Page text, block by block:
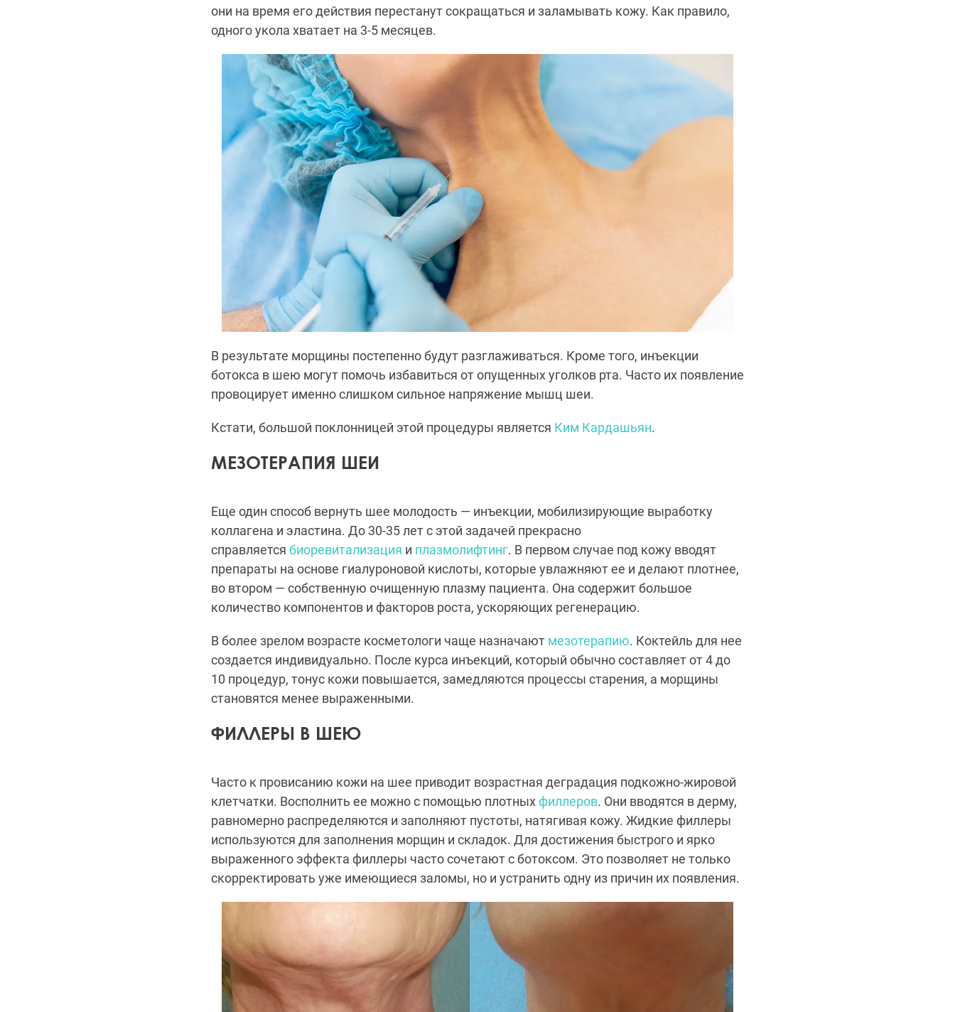
они на время его действия перестанут сокращаться и заламывать кожу. Как правило,
одного укола хватает на 3-5 месяцев.
В результате морщины постепенно будут разглаживаться. Кроме того, инъекции
ботокса в шею могут помочь избавиться от опущенных уголков рта. Часто их появление
провоцирует именно слишком сильное напряжение мышц шеи.
Кстати, большой поклонницей этой процедуры является Ким Кардашьян.
МЕЗОТЕРАПИЯ ШЕИ
Еще один способ вернуть шее молодость — инъекции, мобилизирующие выработку
коллагена и эластина. До 30-35 лет с этой задачей прекрасно
справляется биоревитализация и плазмолифтинг. В первом случае под кожу вводят
препараты на основе гиалуроновой кислоты, которые увлажняют ее и делают плотнее,
во втором — собственную очищенную плазму пациента. Она содержит большое
количество компонентов и факторов роста, ускоряющих регенерацию.
В более зрелом возрасте косметологи чаще назначают мезотерапию. Коктейль для нее
создается индивидуально. После курса инъекций, который обычно составляет от 4 до
10 процедур, тонус кожи повышается, замедляются процессы старения, а морщины
становятся менее выраженными.
ФИЛЛЕРЫ В ШЕЮ
Часто к провисанию кожи на шее приводит возрастная деградация подкожно-жировой
клетчатки. Восполнить ее можно с помощью плотных филлеров. Они вводятся в дерму,
равномерно распределяются и заполняют пустоты, натягивая кожу. Жидкие филлеры
используются для заполнения морщин и складок. Для достижения быстрого и ярко
выраженного эффекта филлеры часто сочетают с ботоксом. Это позволяет не только
скорректировать уже имеющиеся заломы, но и устранить одну из причин их появления.